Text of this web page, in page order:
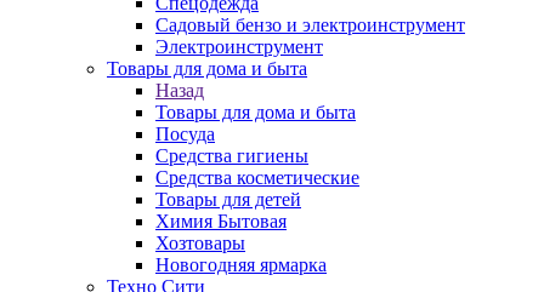
Садовый бензо и электроинструмент
Электроинструмент
Товары для дома и быта
Назад
Товары для дома и быта
Посуда
Средства гигиены
Средства косметические
Товары для детей
Химия Бытовая
Хозтовары
Новогодняя ярмарка
Техно Сити